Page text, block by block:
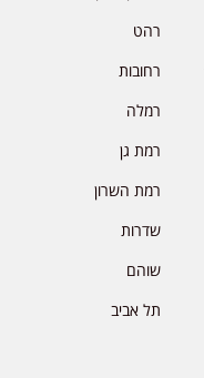
רהט
רחובות
רמלה
רמת גן
רמת השרון
שדרות
שוהם
תל אביב